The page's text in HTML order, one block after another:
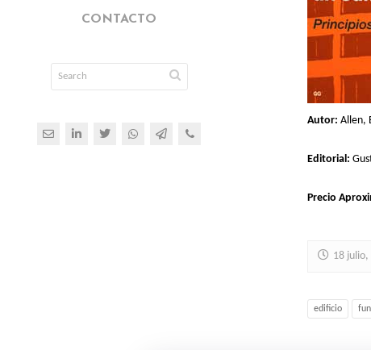
CONTACTO
Autor: Allen,
Editorial:
Precio
18 julio,
edificio